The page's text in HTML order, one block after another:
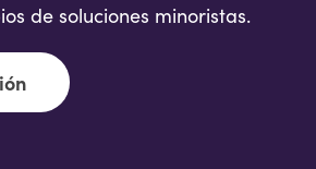
de soluciones minoristas.